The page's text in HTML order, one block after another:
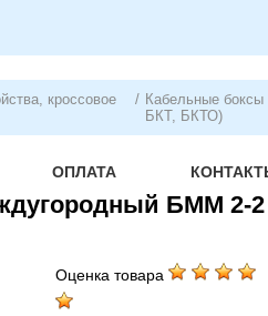
ОПЛАТА
кроссовое
/ Кабельные
БКТ, БКТО)
БММ 2-2
Оценка товара